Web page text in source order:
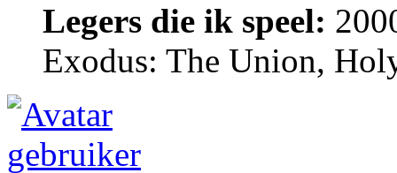
Legers die ik speel:
Exodus: The Union,